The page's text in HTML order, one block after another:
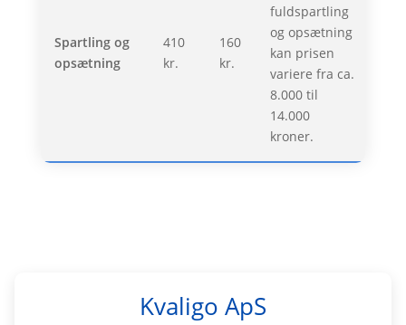
Spartling og
opsætning
410
kr.
160
kr.
fuldspartling
og opsætning
kan prisen
variere fra ca.
8.000 til
14.000
kroner.
Kvaligo ApS